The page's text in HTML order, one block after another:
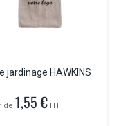
jardinage HAWKINS
de 1,55 € HT